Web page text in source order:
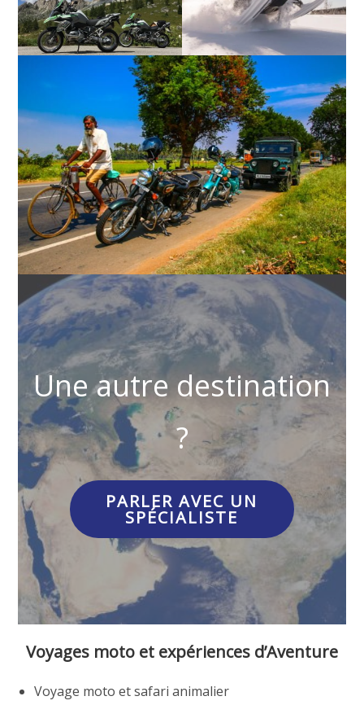
Une autre destination
?
PARLER AVEC UN
SPÉCIALISTE
Voyages moto et expériences d’Aventure
Voyage moto et safari animalier